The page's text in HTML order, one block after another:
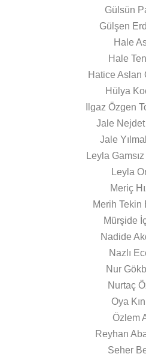
Gülsün
Gülşen
Hale
Hale
Hatice Aslan
Hülya
Ilgaz Özgen
Jale
Jale
Leyla
Leyla
Meriç
Merih Tekin
Mürşide
Nadide
Nazlı
Nur
Nurtaç
Oya
Özlem
Reyhan
Seher